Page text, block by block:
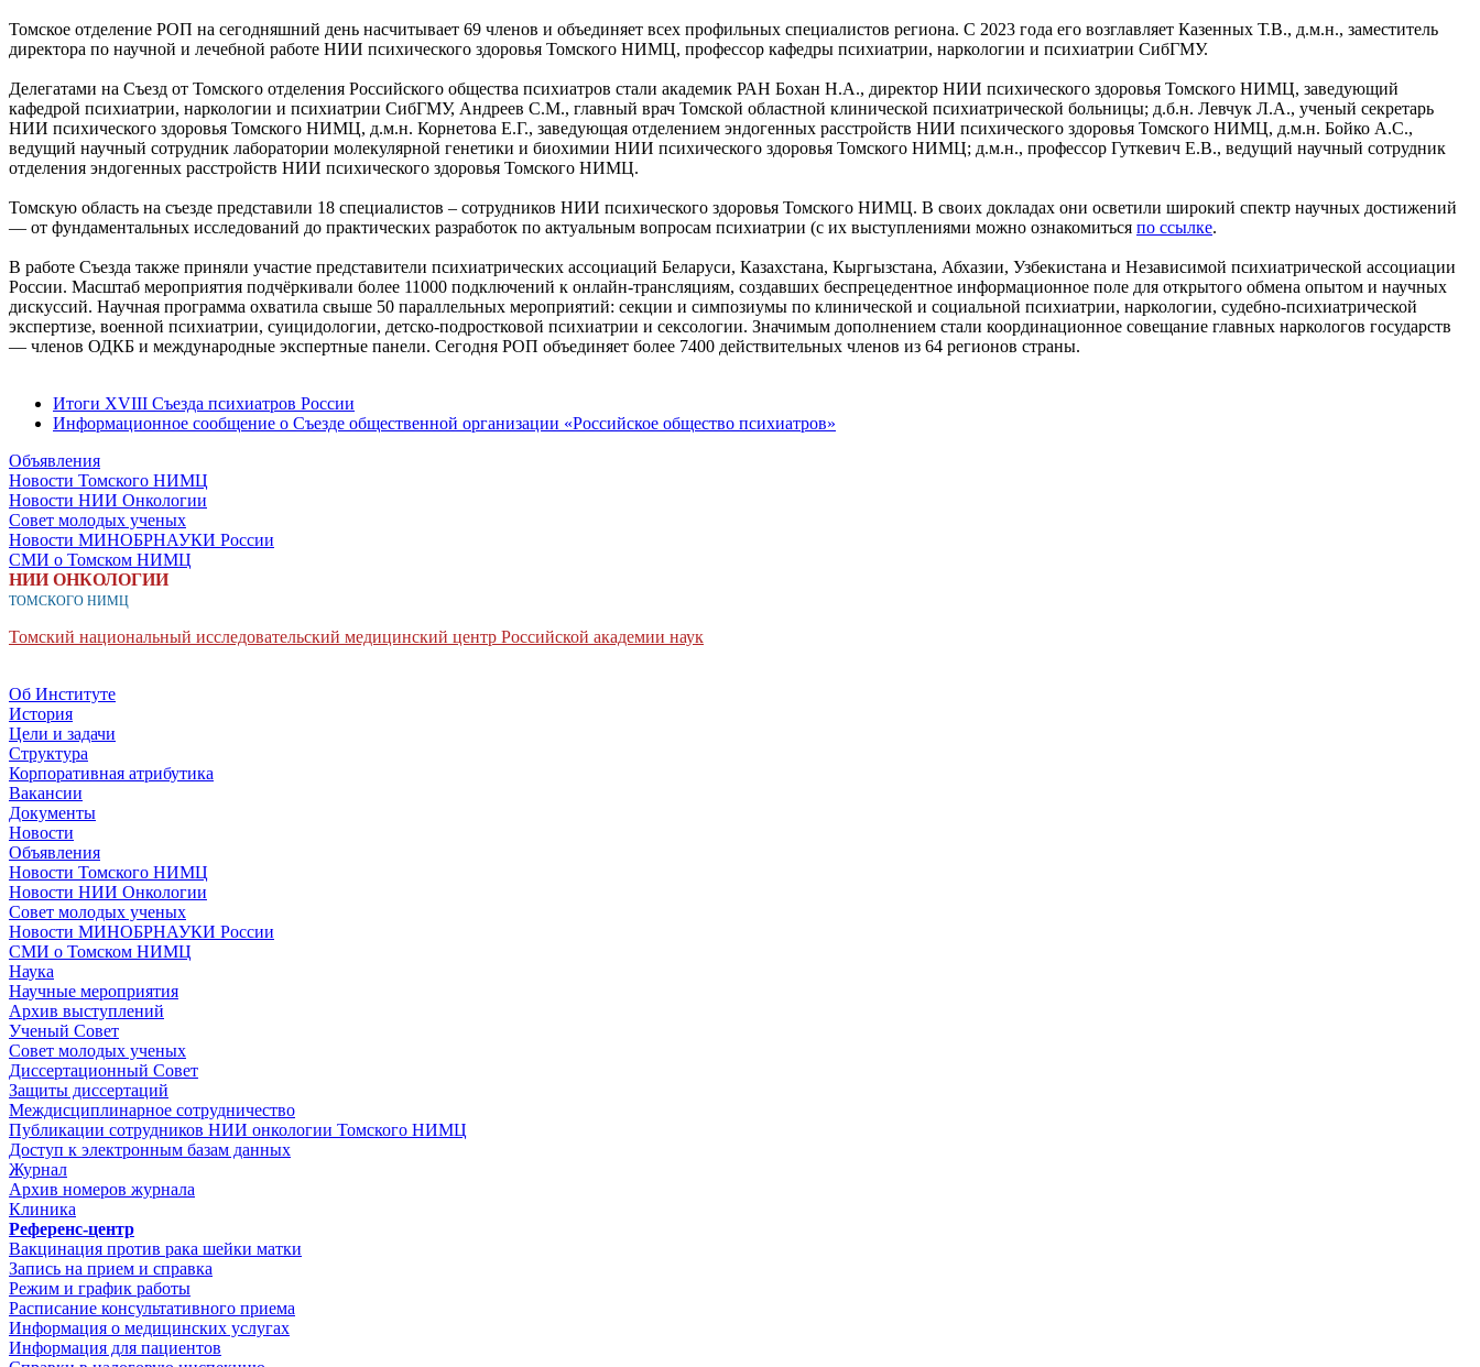
Томское отделение РОП на сегодняшний день насчитывает 69 членов и объединяет всех профильных специалистов региона. С 2023 года его возглавляет Казенных Т.В., д.м.н., заместитель
директора по научной и лечебной работе НИИ психического здоровья Томского НИМЦ, профессор кафедры психиатрии, наркологии и психиатрии СибГМУ.
Делегатами на Съезд от Томского отделения Российского общества психиатров стали академик РАН Бохан Н.А., директор НИИ психического здоровья Томского НИМЦ, заведующий
кафедрой психиатрии, наркологии и психиатрии СибГМУ, Андреев С.М., главный врач Томской областной клинической психиатрической больницы; д.б.н. Левчук Л.А., ученый секретарь
НИИ психического здоровья Томского НИМЦ, д.м.н. Корнетова Е.Г., заведующая отделением эндогенных расстройств НИИ психического здоровья Томского НИМЦ, д.м.н. Бойко А.С.,
ведущий научный сотрудник лаборатории молекулярной генетики и биохимии НИИ психического здоровья Томского НИМЦ; д.м.н., профессор Гуткевич Е.В., ведущий научный сотрудник
отделения эндогенных расстройств НИИ психического здоровья Томского НИМЦ.
Томскую область на съезде представили 18 специалистов – сотрудников НИИ психического здоровья Томского НИМЦ. В своих докладах они осветили широкий спектр научных достижений
— от фундаментальных исследований до практических разработок по актуальным вопросам психиатрии (с их выступлениями можно ознакомиться по ссылке.
В работе Съезда также приняли участие представители психиатрических ассоциаций Беларуси, Казахстана, Кыргызстана, Абхазии, Узбекистана и Независимой психиатрической ассоциации
России. Масштаб мероприятия подчёркивали более 11000 подключений к онлайн‑трансляциям, создавших беспрецедентное информационное поле для открытого обмена опытом и научных
дискуссий. Научная программа охватила свыше 50 параллельных мероприятий: секции и симпозиумы по клинической и социальной психиатрии, наркологии, судебно‑психиатрической
экспертизе, военной психиатрии, суицидологии, детско‑подростковой психиатрии и сексологии. Значимым дополнением стали координационное совещание главных наркологов государств
— членов ОДКБ и международные экспертные панели. Сегодня РОП объединяет более 7400 действительных членов из 64 регионов страны.
Итоги XVIII Съезда психиатров России
Информационное сообщение о Съезде общественной организации «Российское общество психиатров»
Объявления
Новости Томского НИМЦ
Новости НИИ Онкологии
Совет молодых ученых
Новости МИНОБРНАУКИ России
СМИ о Томском НИМЦ
НИИ ОНКОЛОГИИ
ТОМСКОГО НИМЦ
Томский национальный исследовательский медицинский центр Российской академии наук
Об Институте
История
Цели и задачи
Структура
Корпоративная атрибутика
Вакансии
Документы
Новости
Объявления
Новости Томского НИМЦ
Новости НИИ Онкологии
Совет молодых ученых
Новости МИНОБРНАУКИ России
СМИ о Томском НИМЦ
Наука
Научные мероприятия
Архив выступлений
Ученый Совет
Совет молодых ученых
Диссертационный Совет
Защиты диссертаций
Междисциплинарное сотрудничество
Публикации сотрудников НИИ онкологии Томского НИМЦ
Доступ к электронным базам данных
Журнал
Архив номеров журнала
Клиника
Референс-центр
Вакцинация против рака шейки матки
Запись на прием и справка
Режим и график работы
Расписание консультативного приема
Информация о медицинских услугах
Информация для пациентов